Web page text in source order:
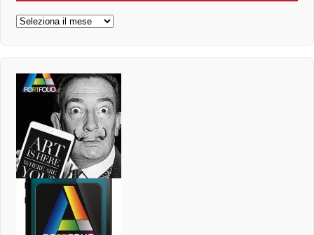
Archivi